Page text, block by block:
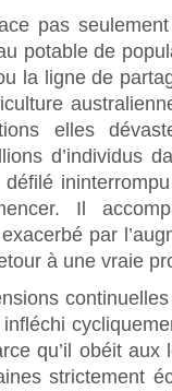
pas
potable de
la ligne de
elles
d’individus
Il
par
à une vraie
qu’il obéit
strictement